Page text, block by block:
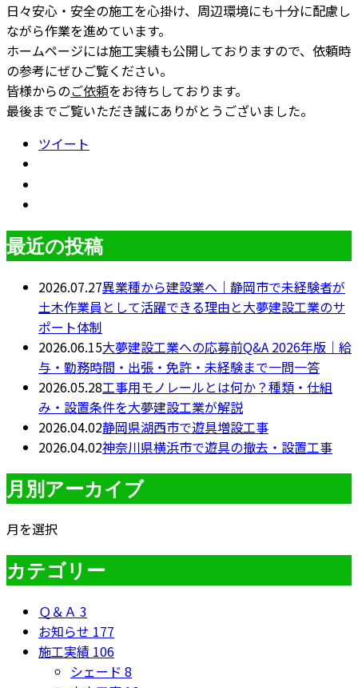
日々安心・安全の施工を心掛け、周辺環境にも十分に配慮し
ながら作業を進めています。
ホームページには施工実績も公開しておりますので、依頼時
の参考にぜひご覧ください。
皆様からのご依頼をお待ちしております。
最後までご覧いただき誠にありがとうございました。
ツイート
最近の投稿
2026.07.27異業種から建設業へ｜静岡市で未経験者が
土木作業員として活躍できる理由と大夢建設工業のサ
ポート体制
2026.06.15大夢建設工業への応募前Q&A 2026年版｜給
与・勤務時間・出張・免許・未経験まで一問一答
2026.05.28工事用モノレールとは何か？種類・仕組
み・設置条件を大夢建設工業が解説
2026.04.02静岡県湖西市で遊具増設工事
2026.04.02神奈川県横浜市で遊具の撤去・設置工事
月別アーカイブ
月を選択
カテゴリー
Ｑ＆Ａ 3
お知らせ 177
施工実績 106
シェード 8